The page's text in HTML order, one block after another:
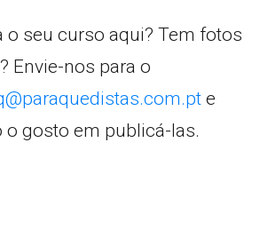
o seu curso aqui? Tem fotos
Envie-nos para o
e
o gosto em publicá-las.